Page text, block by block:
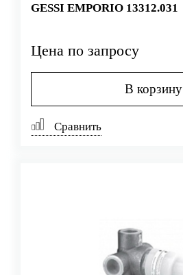
GESSI EMPORIO 13312.031
Цена по запросу
В корзину
Сравнить